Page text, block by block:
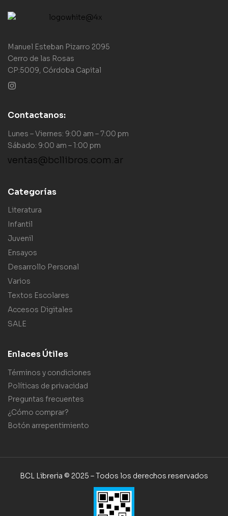
Manuel Esteban Pizarro 2095
Cerro de las Rosas
CP:5009, Córdoba Capital
Contactanos:
Lunes – Viernes: 9:00 am – 7:00 pm
Sábado: 9:00 am – 1:00 pm
ventas@bcllibros.com.ar
Categorías
Literatura
Infantil
Juvenil
Ensayos
Desarrollo Personal
Varios
Textos Escolares
Accesos Digitales
SALE
Enlaces Útiles
Términos y condiciones
Políticas de privacidad
Preguntas frecuentes
¿Cómo comprar?
Botón arrepentimiento
BCL Libreria © 2025 – Todos los derechos reservados